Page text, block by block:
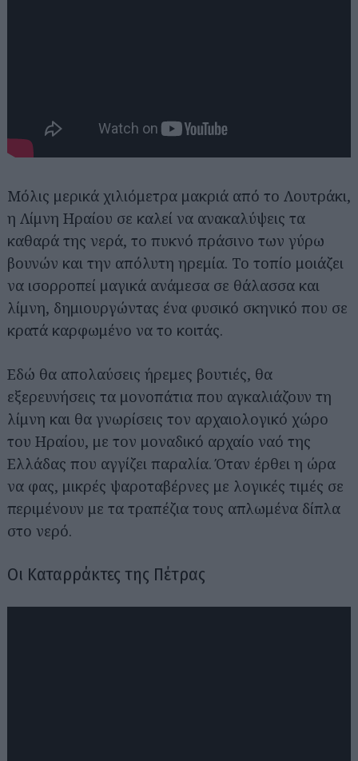
Μόλις μερικά χιλιόμετρα μακριά από το Λουτράκι,
η Λίμνη Ηραίου σε καλεί να ανακαλύψεις τα
καθαρά της νερά, το πυκνό πράσινο των γύρω
βουνών και την απόλυτη ηρεμία. Το τοπίο μοιάζει
να ισορροπεί μαγικά ανάμεσα σε θάλασσα και
λίμνη, δημιουργώντας ένα φυσικό σκηνικό που σε
κρατά καρφωμένο να το κοιτάς.
Εδώ θα απολαύσεις ήρεμες βουτιές, θα
εξερευνήσεις τα μονοπάτια που αγκαλιάζουν τη
λίμνη και θα γνωρίσεις τον αρχαιολογικό χώρο
του Ηραίου, με τον μοναδικό αρχαίο ναό της
Ελλάδας που αγγίζει παραλία. Όταν έρθει η ώρα
να φας, μικρές ψαροταβέρνες με λογικές τιμές σε
περιμένουν με τα τραπέζια τους απλωμένα δίπλα
στο νερό.
Oι Καταρράκτες της Πέτρας